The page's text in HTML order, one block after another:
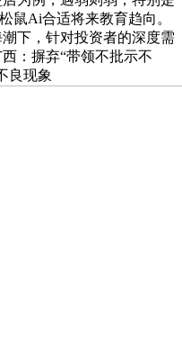
鼠Ai合适将来教育趋向。
下，针对投资者的深度需
：摒弃“带领不批示不
良现象